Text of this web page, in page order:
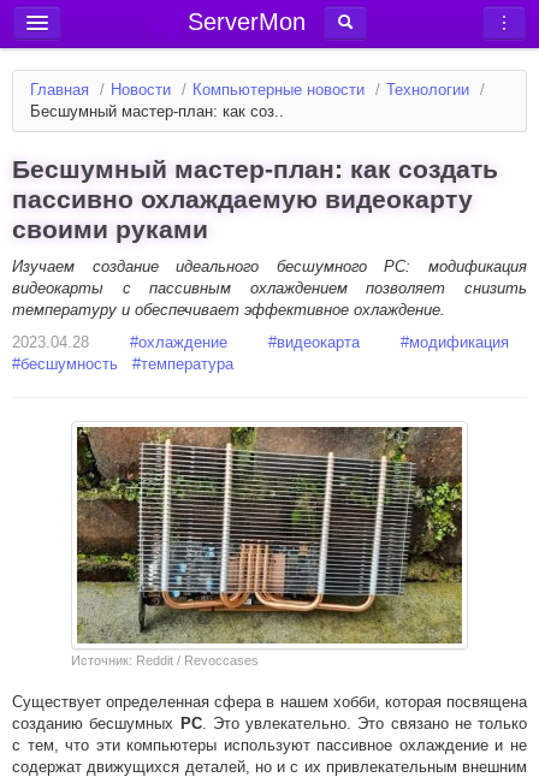
ServerMon
Добавить сервер
Мониторинг серверов
Статьи
Форум
Вход в аккаунт
Главная / Новости / Компьютерные новости / Технологии /
Бесшумный мастер-план: как соз..
Бесшумный мастер-план: как создать
пассивно охлаждаемую видеокарту
своими руками
Изучаем создание идеального бесшумного PC: модификация
видеокарты с пассивным охлаждением позволяет снизить
температуру и обеспечивает эффективное охлаждение.
2023.04.28
#охлаждение #видеокарта #модификация
#бесшумность #температура
Источник: Reddit / Revoccases
Существует определенная сфера в нашем хобби, которая посвящена
созданию бесшумных PC. Это увлекательно. Это связано не только
с тем, что эти компьютеры используют пассивное охлаждение и не
содержат движущихся деталей, но и с их привлекательным внешним